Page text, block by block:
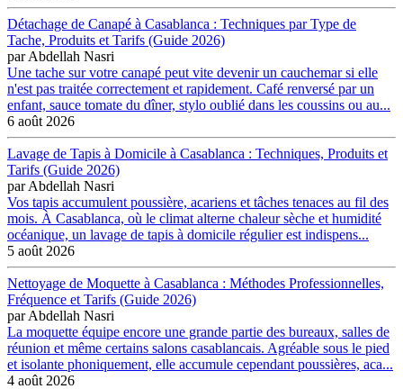
Détachage de Canapé à Casablanca : Techniques par Type de
Tache, Produits et Tarifs (Guide 2026)
parAbdellah Nasri
Une tache sur votre canapé peut vite devenir un cauchemar si elle
n'est pas traitée correctement et rapidement. Café renversé par un
enfant, sauce tomate du dîner, stylo oublié dans les coussins ou au...
6 août 2026
Lavage de Tapis à Domicile à Casablanca : Techniques, Produits et
Tarifs (Guide 2026)
parAbdellah Nasri
Vos tapis accumulent poussière, acariens et tâches tenaces au fil des
mois. À Casablanca, où le climat alterne chaleur sèche et humidité
océanique, un lavage de tapis à domicile régulier est indispens...
5 août 2026
Nettoyage de Moquette à Casablanca : Méthodes Professionnelles,
Fréquence et Tarifs (Guide 2026)
parAbdellah Nasri
La moquette équipe encore une grande partie des bureaux, salles de
réunion et même certains salons casablancais. Agréable sous le pied
et isolante phoniquement, elle accumule cependant poussières, aca...
4 août 2026